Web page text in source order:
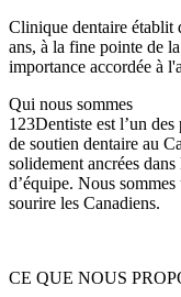
Clinique dentaire établit
ans, à la fine pointe de
importance accordée à
Qui nous sommes
123Dentiste est l’un
de soutien dentaire au
solidement ancrées
d’équipe. Nous
sourire les Canadiens.
CE QUE NOUS